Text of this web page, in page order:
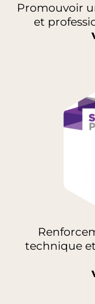
Promouvoir
et
technique